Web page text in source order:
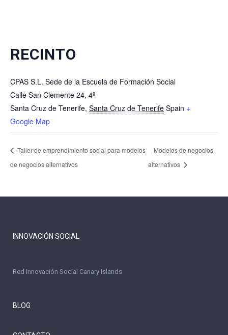
RECINTO
CPAS S.L. Sede de la Escuela de Formación Social
Calle San Clemente 24, 4º
Santa Cruz de Tenerife, Santa Cruz de Tenerife Spain +
Google Map
Taller de emprendimiento social para modelos
de negocios alternativos
Modelos de negocios
alternativos
INNOVACIÓN SOCIAL
Red Innovación Social Canary Islands
BLOG